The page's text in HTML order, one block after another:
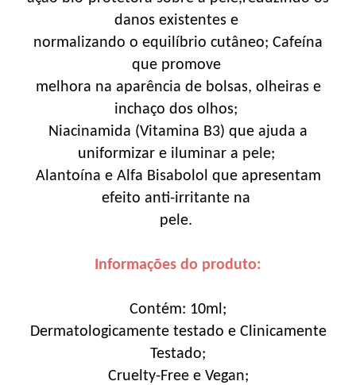
danos existentes e
normalizando o equilíbrio cutâneo; Cafeína
que promove
melhora na aparência de bolsas, olheiras e
inchaço dos olhos;
Niacinamida (Vitamina B3) que ajuda a
uniformizar e iluminar a pele;
Alantoína e Alfa Bisabolol que apresentam
efeito anti-irritante na
pele.
Informações do produto:
Contém: 10ml;
Dermatologicamente testado e Clinicamente
Testado;
Cruelty-Free e Vegan;